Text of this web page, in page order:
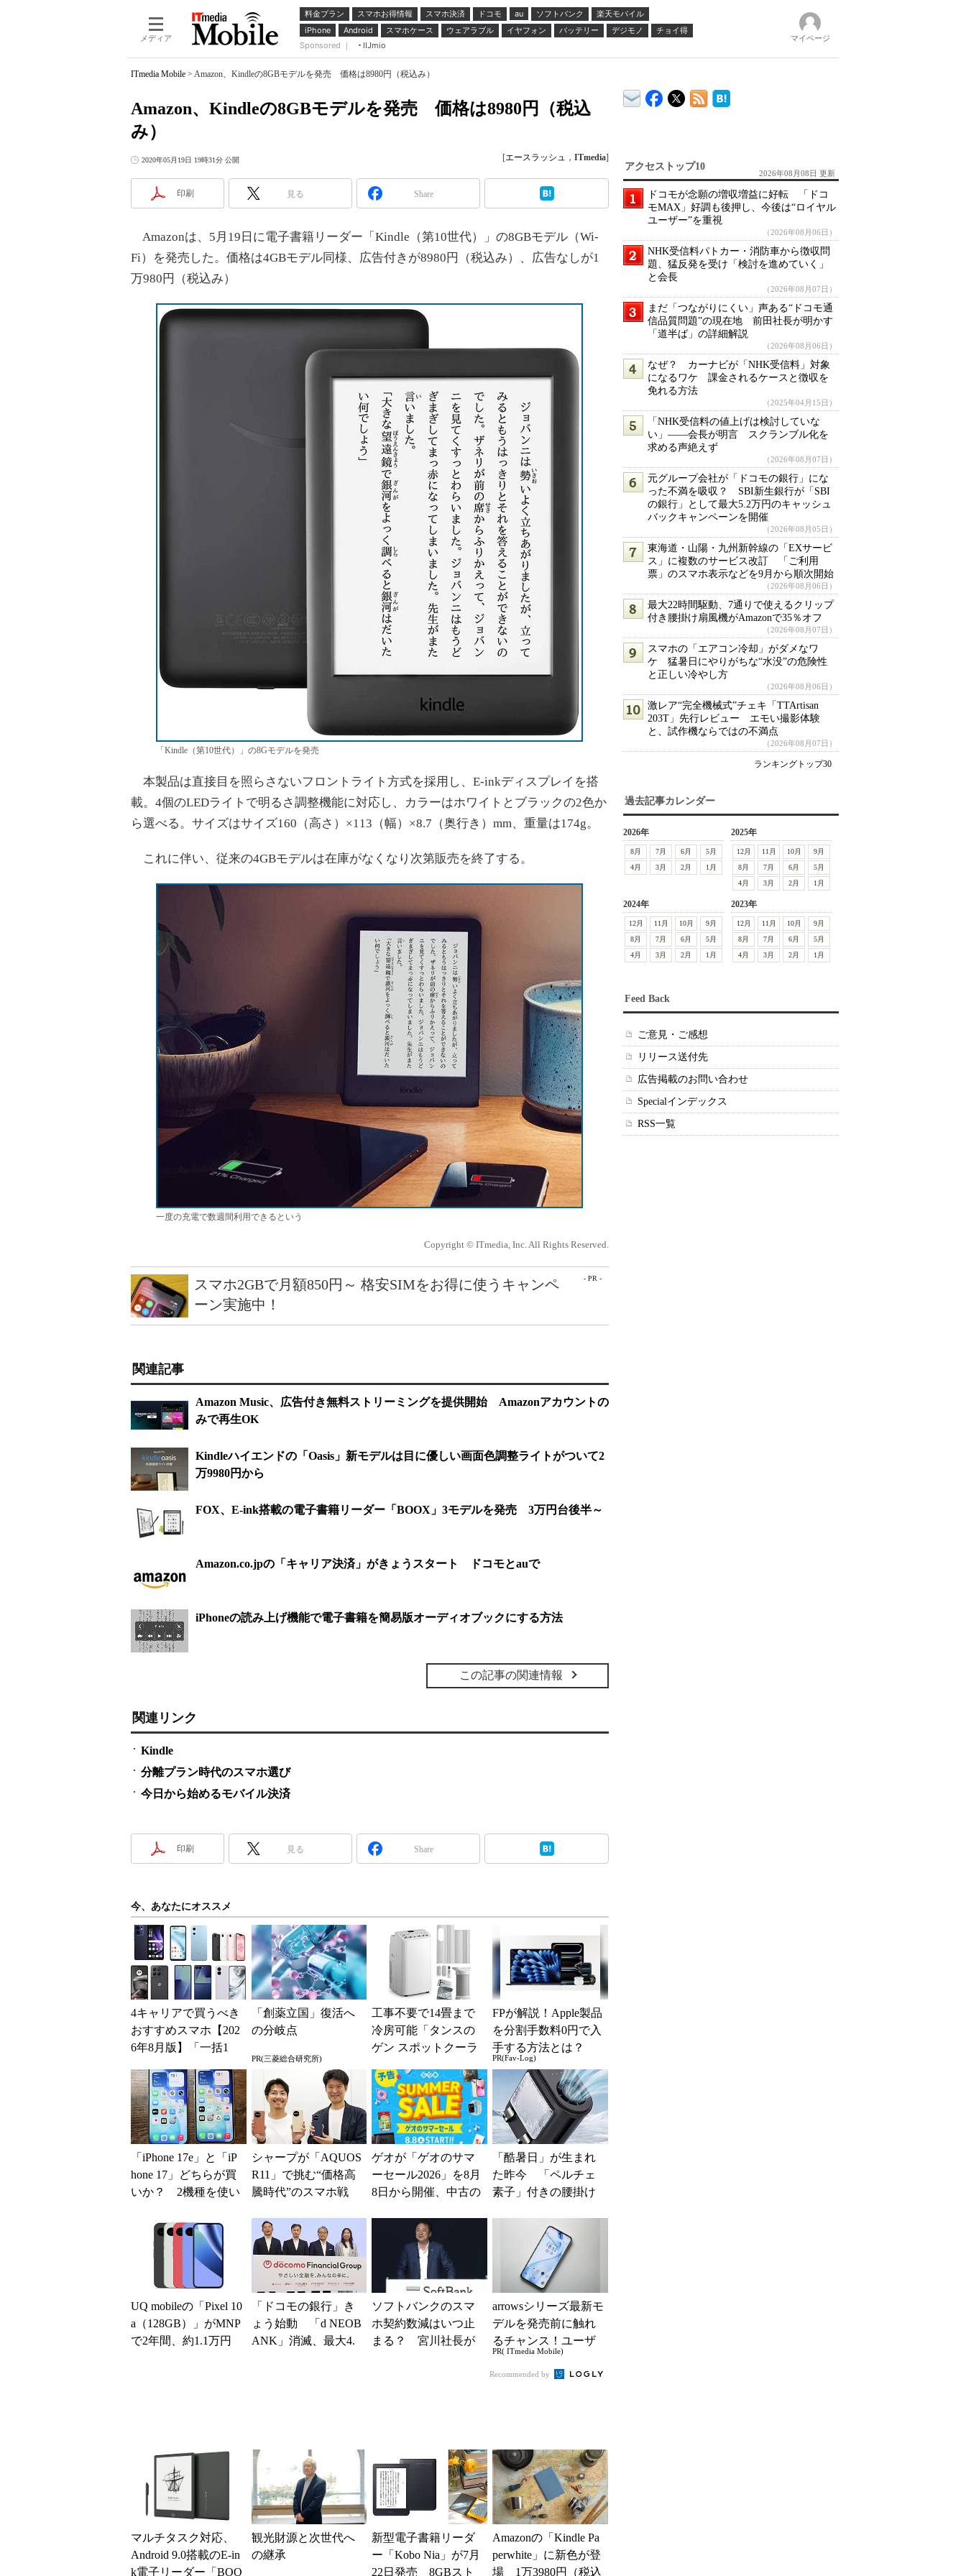
メディア
料金プラン スマホお得情報 スマホ決済 ドコモ au ソフトバンク
楽天モバイル
iPhone
Android スマホケース ウェアラブル イヤフォン バッテリー デジモノ
チョイ得
Sponsored ｜
IIJmio
マイページ
ITmedia Mobile > Amazon、Kindleの8GBモデルを発売 価格は8980円（税込み）
Amazon、Kindleの8GBモデルを発売 価格は8980円（税込
み）
2020年05月19日 19時31分 公開 [エースラッシュ ， ITmedia]
印刷 見る Share
Amazonは、5月19日に電子書籍リーダー「Kindle（第10世代）」の8GBモデル（Wi-
Fi）を発売した。価格は4GBモデル同様、広告付きが8980円（税込み）、広告なしが1
万980円（税込み）
「Kindle（第10世代）」の8Gモデルを発売
本製品は直接目を照らさないフロントライト方式を採用し、E-inkディスプレイを搭
載。4個のLEDライトで明るさ調整機能に対応し、カラーはホワイトとブラックの2色か
ら選べる。サイズはサイズ160（高さ）×113（幅）×8.7（奥行き）mm、重量は174g。
これに伴い、従来の4GBモデルは在庫がなくなり次第販売を終了する。
一度の充電で数週間利用できるという
Copyright © ITmedia, Inc. All Rights Reserved.
- PR -
スマホ2GBで月額850円～ 格安SIMをお得に使うキャンペ
ーン実施中！
関連記事
Amazon Music、広告付き無料ストリーミングを提供開始 Amazonアカウントの
みで再生OK
Kindleハイエンドの「Oasis」新モデルは目に優しい画面色調整ライトがついて2
万9980円から
FOX、E-ink搭載の電子書籍リーダー「BOOX」3モデルを発売 3万円台後半～
Amazon.co.jpの「キャリア決済」がきょうスタート ドコモとauで
iPhoneの読み上げ機能で電子書籍を簡易版オーディオブックにする方法
この記事の関連情報
関連リンク
Kindle
分離プラン時代のスマホ選び
今日から始めるモバイル決済
印刷 見る Share
今、あなたにオススメ
4キャリアで買うべき
おすすめスマホ【202
6年8月版】「一括1
得なiPhone／...
「創薬立国」復活へ
の分岐点
PR(三菱総合研究所)
工事不要で14畳まで
冷房可能「タンスの
ゲン スポットクーラ
ムセールで10...
FPが解説！Apple製品
を分割手数料0円で入
手する方法とは？
PR(Fav-Log)
「iPhone 17e」と「iP
hone 17」どちらが買
いか？ 2機種を使い
シャープが「AQUOS
R11」で挑む“価格高
騰時代”のスマホ戦
よりも既存ユーザ
ー...
ゲオが「ゲオのサマ
ーセール2026」を8月
8日から開催、中古の
「酷暑日」が生まれ
た昨今 「ペルチェ
素子」付きの腰掛け
UQ mobileの「Pixel 10
a（128GB）」がMNP
で2年間、約1.1万円
「ドコモの銀行」き
ょう始動 「d NEOB
ANK」消滅、最大4.
ソフトバンクのスマ
ホ契約数減はいつ止
まる？ 宮川社長が
arrowsシリーズ最新モ
デルを発売前に触れ
るチャンス！ユーザ
ー座談会開催
PR( ITmedia Mobile)
Recommended by
マルチタスク対応、
Android 9.0搭載のE-in
k電子リーダー「BOO
観光財源と次世代へ
の継承
新型電子書籍リーダ
ー「Kobo Nia」が7月
22日発売 8GBスト
Amazonの「Kindle Pa
perwhite」に新色が登
場 1万3980円（税込
アクセストップ10
2026年08月08日 更新
ドコモが念願の増収増益に好転 「ドコ
モMAX」好調も後押し、今後は“ロイヤル
ユーザー”を重視
（2026年08月06日）
NHK受信料パトカー・消防車から徴収問
題、猛反発を受け「検討を進めていく」
と会長
（2026年08月07日）
まだ「つながりにくい」声ある“ドコモ通
信品質問題”の現在地 前田社長が明かす
「道半ば」の詳細解説
（2026年08月06日）
なぜ？ カーナビが「NHK受信料」対象
になるワケ 課金されるケースと徴収を
免れる方法
（2025年04月15日）
「NHK受信料の値上げは検討していな
い」――会長が明言 スクランブル化を
求める声絶えず
（2026年08月07日）
元グループ会社が「ドコモの銀行」にな
った不満を吸収？ SBI新生銀行が「SBI
の銀行」として最大5.2万円のキャッシュ
バックキャンペーンを開催
（2026年08月05日）
東海道・山陽・九州新幹線の「EXサービ
ス」に複数のサービス改訂 「ご利用
票」のスマホ表示などを9月から順次開始
（2026年08月06日）
最大22時間駆動、7通りで使えるクリップ
付き腰掛け扇風機がAmazonで35％オフ
（2026年08月07日）
スマホの「エアコン冷却」がダメなワ
ケ 猛暑日にやりがちな“水没”の危険性
と正しい冷やし方
（2026年08月06日）
激レア“完全機械式”チェキ「TTArtisan
203T」先行レビュー エモい撮影体験
と、試作機ならではの不満点
（2026年08月07日）
ランキングトップ30
過去記事カレンダー
2026年
8月 7月 6月
5月
4月
3月 2月 1月
2025年
12月 11月 10月
9月
8月
7月 6月
5月
4月
3月 2月 1月
2024年
12月 11月 10月
9月
8月
7月 6月
5月
4月
3月 2月 1月
2023年
12月 11月 10月
9月
8月
7月 6月
5月
4月
3月 2月 1月
Feed Back
ご意見・ご感想
リリース送付先
広告掲載のお問い合わせ
Specialインデックス
RSS一覧